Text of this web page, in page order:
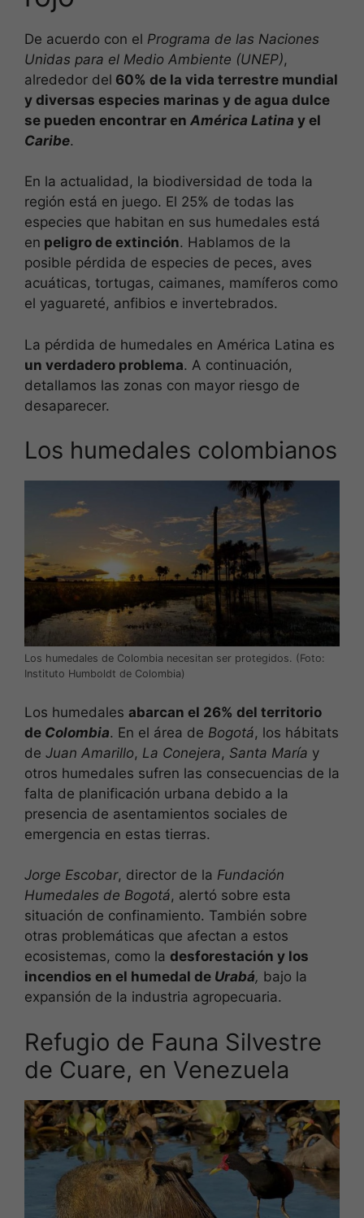
De acuerdo con el Programa de las Naciones
Unidas para el Medio Ambiente (UNEP),
alrededor del 60% de la vida terrestre mundial
y diversas especies marinas y de agua dulce
se pueden encontrar en América Latina y el
Caribe.
En la actualidad, la biodiversidad de toda la
región está en juego. El 25% de todas las
especies que habitan en sus humedales está
en peligro de extinción. Hablamos de la
posible pérdida de especies de peces, aves
acuáticas, tortugas, caimanes, mamíferos como
el yaguareté, anfibios e invertebrados.
La pérdida de humedales en América Latina es
un verdadero problema. A continuación,
detallamos las zonas con mayor riesgo de
desaparecer.
Los humedales colombianos
Los humedales de Colombia necesitan ser protegidos. (Foto:
Instituto Humboldt de Colombia)
Los humedales abarcan el 26% del territorio
de Colombia. En el área de Bogotá, los hábitats
de Juan Amarillo, La Conejera, Santa María y
otros humedales sufren las consecuencias de la
falta de planificación urbana debido a la
presencia de asentamientos sociales de
emergencia en estas tierras.
Jorge Escobar, director de la Fundación
Humedales de Bogotá, alertó sobre esta
situación de confinamiento. También sobre
otras problemáticas que afectan a estos
ecosistemas, como la desforestación y los
incendios en el humedal de Urabá, bajo la
expansión de la industria agropecuaria.
Refugio de Fauna Silvestre
de Cuare, en Venezuela